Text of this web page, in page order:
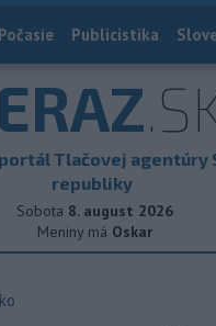
Počasie Publicistika
Tlačovej agentúry
republiky
Sobota 8. august 2026
Meniny má Oskar